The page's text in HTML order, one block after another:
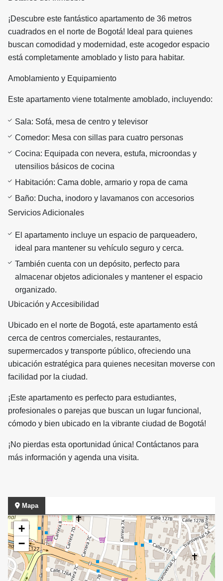
¡Descubre este fantástico apartamento de 36 metros
cuadrados en el norte de Bogotá! Ideal para quienes
buscan comodidad y modernidad, este acogedor espacio
está completamente amoblado y listo para habitar.
Amoblamiento y Equipamiento
Este apartamento viene totalmente amoblado, incluyendo:
Sala: Sofá, mesa de centro y televisor
Comedor: Mesa con sillas para cuatro personas
Cocina: Equipada con nevera, estufa, microondas y
utensilios básicos de cocina
Habitación: Cama doble, armario y ropa de cama
Baño: Ducha, inodoro y lavamanos con accesorios
Servicios Adicionales
El apartamento incluye un espacio de parqueadero,
ideal para mantener su vehículo seguro y cerca.
También cuenta con un depósito, perfecto para
almacenar objetos adicionales y mantener el espacio
organizado.
Ubicación y Accesibilidad
Ubicado en el norte de Bogotá, este apartamento está
cerca de centros comerciales, restaurantes,
supermercados y transporte público, ofreciendo una
ubicación estratégica para quienes necesitan moverse con
facilidad por la ciudad.
¡Este apartamento es perfecto para estudiantes,
profesionales o parejas que buscan un lugar funcional,
cómodo y bien ubicado en la vibrante ciudad de Bogotá!
¡No pierdas esta oportunidad única! Contáctanos para
más información y agenda una visita.
Mapa
+
−